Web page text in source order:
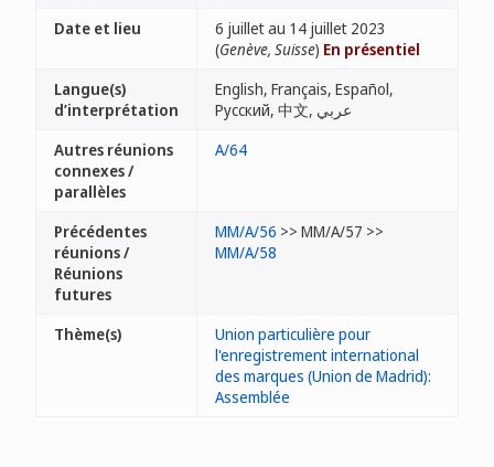
Date et lieu
6 juillet au 14 juillet 2023
(Genève, Suisse) En présentiel
Langue(s)
d’interprétation
English, Français, Español,
Русский, 中文, عربي
Autres réunions
connexes /
parallèles
A/64
Précédentes
réunions /
Réunions
futures
MM/A/56 >> MM/A/57 >>
MM/A/58
Thème(s)
Union particulière pour
l'enregistrement international
des marques (Union de Madrid):
Assemblée